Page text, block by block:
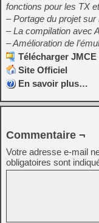
fonctions pour les TX
– Portage du projet sur
– La compilation avec
– Amélioration de
Télécharger JMCE
Site Officiel
En savoir plus…
Commentaire ¬
Votre adresse e-mail
obligatoires sont